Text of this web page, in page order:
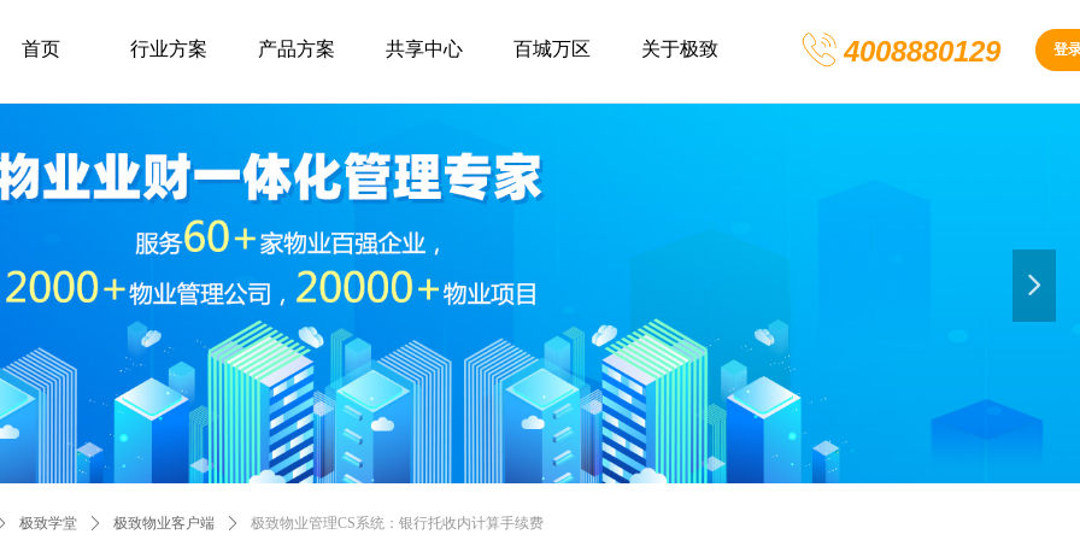
4008880129 登
首页 行业方案 产品方案 共享中心 百城万区 关于极致
넲
极致学堂 ꄲ 极致物业客户端 ꄲ 极致物业管理CS系统：银行托收内计算手续费